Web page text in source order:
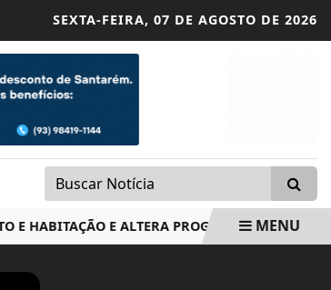
SEXTA-FEIRA, 07 DE AGOSTO DE 2026
E ALTERA PROGRAMAS DESENROLA
MENU